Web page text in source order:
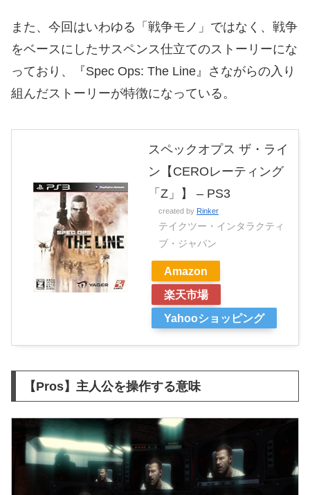
また、今回はいわゆる「戦争モノ」ではなく、戦争
をベースにしたサスペンス仕立てのストーリーにな
っており、『Spec Ops: The Line』さながらの入り
組んだストーリーが特徴になっている。
スペックオプス ザ・ライ
ン【CEROレーティング
「Z」】 – PS3
created by Rinker
テイクツー・インタラクティ
ブ・ジャパン
Amazon
楽天市場
Yahooショッピング
【Pros】主人公を操作する意味